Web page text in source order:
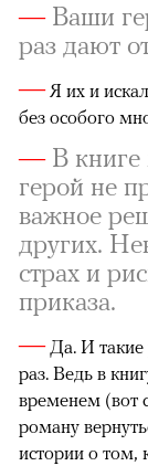
—Ваши
раз дают
—Я их и
без особого
—В книге
герой не
важное
других.
страх и
приказа.
—Да. И такие
раз. Ведь в
временем (вот
роману
истории о том,